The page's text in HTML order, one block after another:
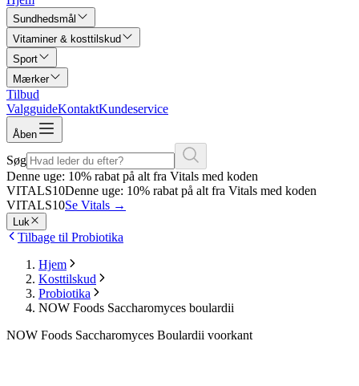
Sundhedsmål
Vitaminer & kosttilskud
Sport
Mærker
Tilbud
ValgguideKontaktKundeservice
Åben
Søg
Denne uge: 10% rabat på alt fra Vitals med koden
VITALS10Denne uge: 10% rabat på alt fra Vitals med koden
VITALS10Se Vitals →
Luk
Tilbage til Probiotika
Hjem
Kosttilskud
Probiotika
NOW Foods Saccharomyces boulardii
NOW Foods Saccharomyces Boulardii voorkant